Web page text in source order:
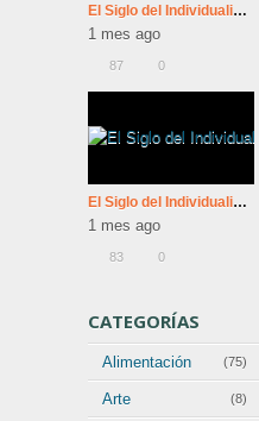
El Siglo del Individualismo: 4º Máquinas De Felicidad
1 mes ago
87 0
El Siglo del Individualismo: 1º Máquinas De Felicidad
1 mes ago
83 0
CATEGORÍAS
Alimentación (75)
Arte (8)